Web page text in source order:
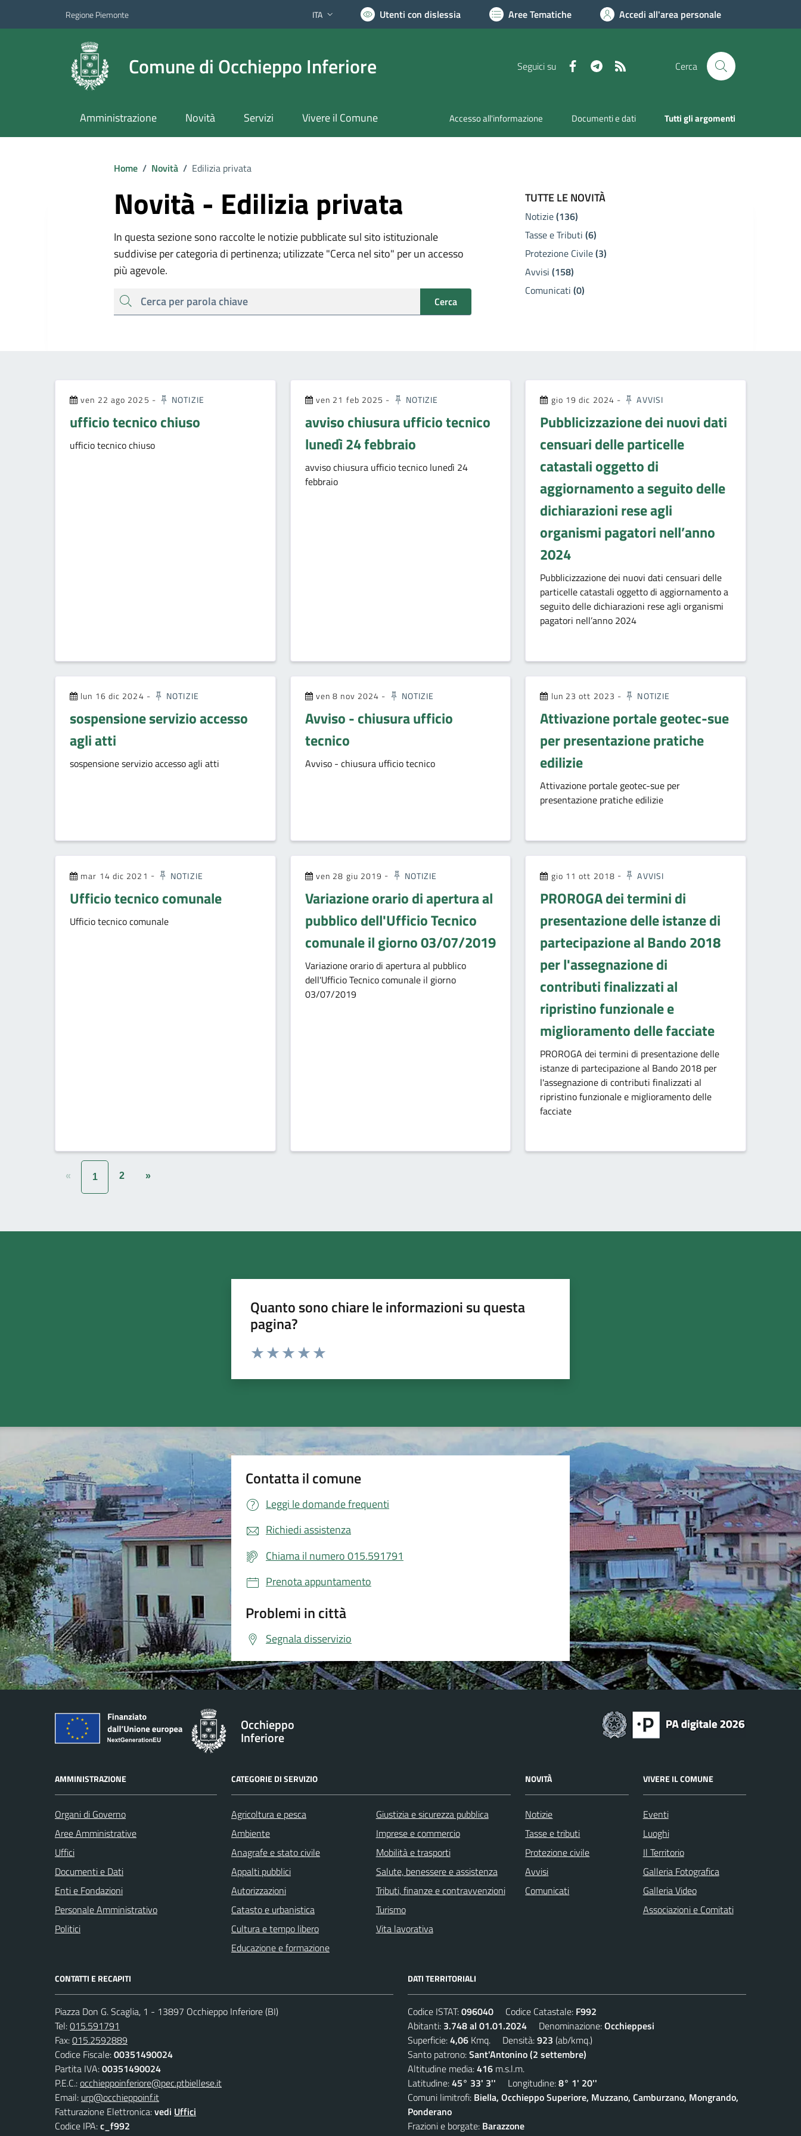
Regione Piemonte Lingua attiva:
ITA Utenti con dislessia Aree Tematiche Accedi all'area personale
Comune di Occhieppo Inferiore Seguici su FacebookTelegram Cerca
Amministrazione Novità Servizi Vivere il Comune Accesso all'informazione Documenti e dati Tutti gli argomenti
Home / Novità / Edilizia privata
Novità - Edilizia privata
In questa sezione sono raccolte le notizie pubblicate sul sito istituzionale
suddivise per categoria di pertinenza; utilizzate "Cerca nel sito" per un accesso
più agevole.
cerca Cerca
TUTTE LE NOVITÀ
Notizie(136)
Tasse e Tributi(6)
Protezione Civile(3)
Avvisi(158)
Comunicati(0)
ven 22 ago 2025 - NOTIZIE
ufficio tecnico chiuso
ufficio tecnico chiuso
ven 21 feb 2025 - NOTIZIE
avviso chiusura ufficio tecnico
lunedì 24 febbraio
avviso chiusura ufficio tecnico lunedì 24
febbraio
gio 19 dic 2024 - AVVISI
Pubblicizzazione dei nuovi dati
censuari delle particelle
catastali oggetto di
aggiornamento a seguito delle
dichiarazioni rese agli
organismi pagatori nell’anno
2024
Pubblicizzazione dei nuovi dati censuari delle
particelle catastali oggetto di aggiornamento a
seguito delle dichiarazioni rese agli organismi
pagatori nell’anno 2024
lun 16 dic 2024 - NOTIZIE
sospensione servizio accesso
agli atti
sospensione servizio accesso agli atti
ven 8 nov 2024 - NOTIZIE
Avviso - chiusura ufficio
tecnico
Avviso - chiusura ufficio tecnico
lun 23 ott 2023 - NOTIZIE
Attivazione portale geotec-sue
per presentazione pratiche
edilizie
Attivazione portale geotec-sue per
presentazione pratiche edilizie
mar 14 dic 2021 - NOTIZIE
Ufficio tecnico comunale
Ufficio tecnico comunale
ven 28 giu 2019 - NOTIZIE
Variazione orario di apertura al
pubblico dell'Ufficio Tecnico
comunale il giorno 03/07/2019
Variazione orario di apertura al pubblico
dell'Ufficio Tecnico comunale il giorno
03/07/2019
gio 11 ott 2018 - AVVISI
PROROGA dei termini di
presentazione delle istanze di
partecipazione al Bando 2018
per l'assegnazione di
contributi finalizzati al
ripristino funzionale e
miglioramento delle facciate
PROROGA dei termini di presentazione delle
istanze di partecipazione al Bando 2018 per
l'assegnazione di contributi finalizzati al
ripristino funzionale e miglioramento delle
facciate
« 1 2 »
Quanto sono chiare le informazioni su questa
pagina?
Valuta da 1 a 5 stelle la pagina
Contatta il comune
Leggi le domande frequenti
Richiedi assistenza
Chiama il numero 015.591791
Prenota appuntamento
Problemi in città
Segnala disservizio
Occhieppo
Inferiore
AMMINISTRAZIONE
Organi di Governo
Aree Amministrative
Uffici
Documenti e Dati
Enti e Fondazioni
Personale Amministrativo
Politici
CATEGORIE DI SERVIZIO
Agricoltura e pesca
Ambiente
Anagrafe e stato civile
Appalti pubblici
Autorizzazioni
Catasto e urbanistica
Cultura e tempo libero
Educazione e formazione
Giustizia e sicurezza pubblica
Imprese e commercio
Mobilità e trasporti
Salute, benessere e assistenza
Tributi, finanze e contravvenzioni
Turismo
Vita lavorativa
NOVITÀ
Notizie
Tasse e tributi
Protezione civile
Avvisi
Comunicati
VIVERE IL COMUNE
Eventi
Luoghi
Il Territorio
Galleria Fotografica
Galleria Video
Associazioni e Comitati
CONTATTI E RECAPITI
Piazza Don G. Scaglia, 1 - 13897 Occhieppo Inferiore (BI)
Tel:015.591791
Fax:015.2592889
Codice Fiscale:00351490024
Partita IVA:00351490024
P.E.C.:occhieppoinferiore@pec.ptbiellese.it
Email: urp@occhieppoinf.it
Fatturazione Elettronica:vedi Uffici
Codice IPA:c_f992
DATI TERRITORIALI
Codice ISTAT:096040 Codice Catastale: F992
Abitanti: 3.748 al 01.01.2024 Denominazione:Occhieppesi
Superficie:4,06 Kmq. Densità:923 (ab/kmq.)
Santo patrono:Sant'Antonino (2 settembre)
Altitudine media:416 m.s.l.m.
Latitudine:45° 33' 3'' Longitudine:8° 1' 20''
Comuni limitrofi: Biella, Occhieppo Superiore, Muzzano, Camburzano, Mongrando,
Ponderano
Frazioni e borgate: Barazzone